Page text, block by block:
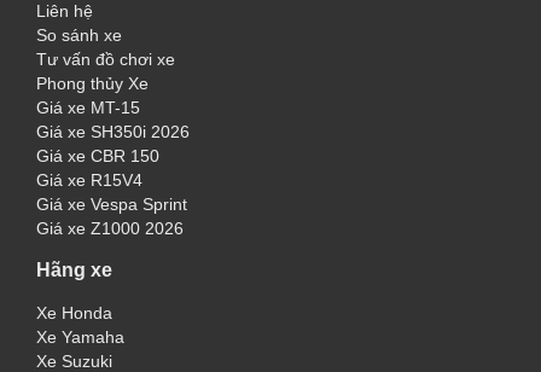
Liên hệ
So sánh xe
Tư vấn đồ chơi xe
Phong thủy Xe
Giá xe MT-15
Giá xe SH350i 2026
Giá xe CBR 150
Giá xe R15V4
Giá xe Vespa Sprint
Giá xe Z1000 2026
Hãng xe
Xe Honda
Xe Yamaha
Xe Suzuki